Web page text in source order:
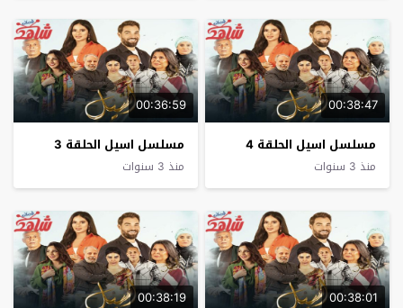
00:38:47
مسلسل اسيل الحلقة 4
منذ 3 سنوات
00:36:59
مسلسل اسيل الحلقة 3
منذ 3 سنوات
00:38:01
00:38:19